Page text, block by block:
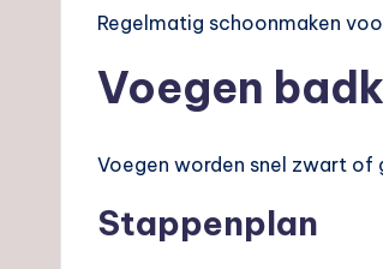
Regelmatig schoonmaken
Voegen
Voegen worden snel zwart of
Stappenplan